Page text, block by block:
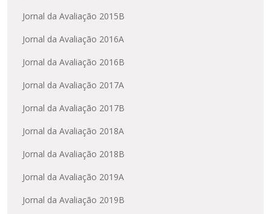
Jornal da Avaliação 2015B
Jornal da Avaliação 2016A
Jornal da Avaliação 2016B
Jornal da Avaliação 2017A
Jornal da Avaliação 2017B
Jornal da Avaliação 2018A
Jornal da Avaliação 2018B
Jornal da Avaliação 2019A
Jornal da Avaliação 2019B